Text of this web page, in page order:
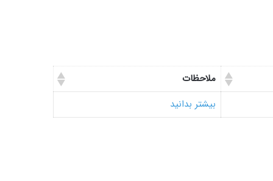
ملاحظات
بیشتر بدانید